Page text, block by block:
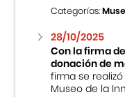
Categorías:
28/10/2025
Con la firma
donación de
firma se
Museo de la